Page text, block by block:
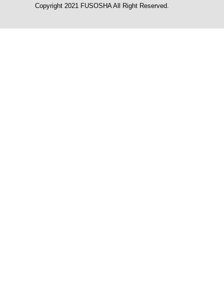
Copyright 2021 FUSOSHA All Right Reserved.